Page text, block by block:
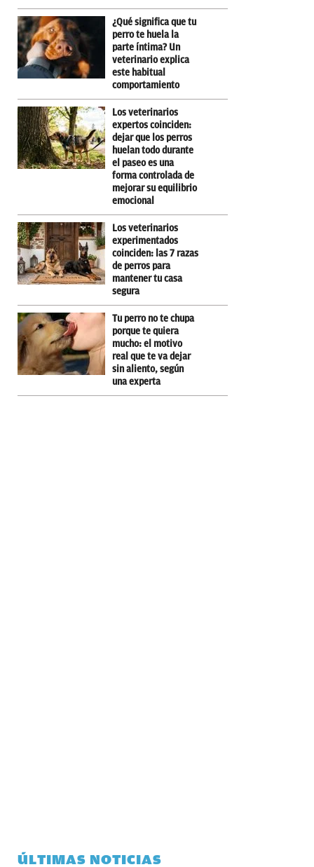
¿Qué significa que tu
perro te huela la
parte íntima? Un
veterinario explica
este habitual
comportamiento
Los veterinarios
expertos coinciden:
dejar que los perros
huelan todo durante
el paseo es una
forma controlada de
mejorar su equilibrio
emocional
Los veterinarios
experimentados
coinciden: las 7 razas
de perros para
mantener tu casa
segura
Tu perro no te chupa
porque te quiera
mucho: el motivo
real que te va dejar
sin aliento, según
una experta
ÚLTIMAS NOTICIAS